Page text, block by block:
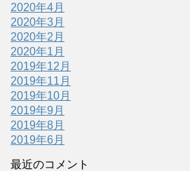
2020年4月
2020年3月
2020年2月
2020年1月
2019年12月
2019年11月
2019年10月
2019年9月
2019年8月
2019年6月
最近のコメント